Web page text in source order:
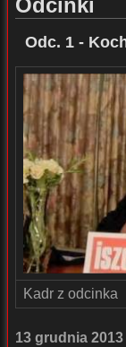
Odcinki
Odc. 1 -
Kadr z odcinka
13 grudnia 2013